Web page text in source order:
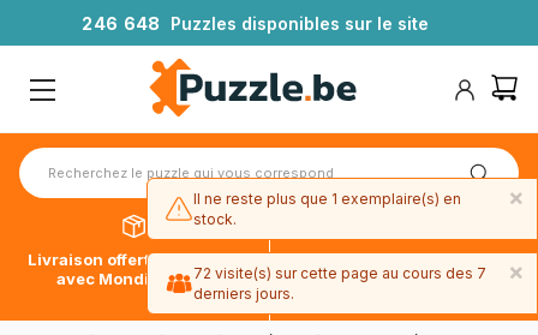
246 648 Puzzles disponibles sur le site
Livraison offerte dès 39€*
avec Mondial Relay
Paiement en 4x sans frais
avec Paypal
×
Il ne reste plus que 1 exemplaire(s) en
stock.
×
72 visite(s) sur cette page au cours des 7
derniers jours.